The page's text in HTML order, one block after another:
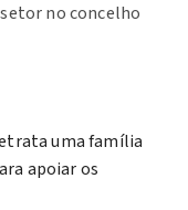
no concelho